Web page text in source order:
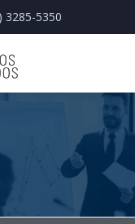
3285-5350